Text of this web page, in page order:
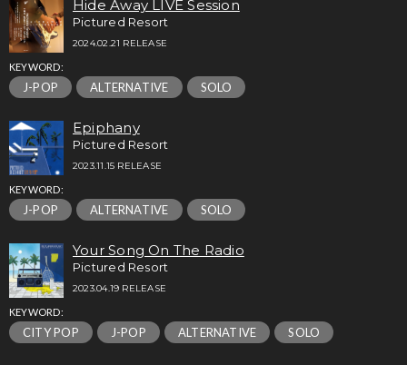
Hide Away LIVE Session
Pictured Resort
2024.02.21 RELEASE
KEYWORD:
J-POP ALTERNATIVE SOLO
Epiphany
Pictured Resort
2023.11.15 RELEASE
KEYWORD:
J-POP ALTERNATIVE SOLO
Your Song On The Radio
Pictured Resort
2023.04.19 RELEASE
KEYWORD:
CITY POP J-POP ALTERNATIVE SOLO